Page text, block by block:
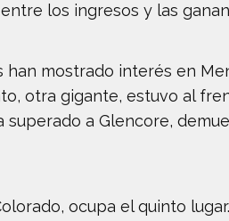
los ingresos y las
mostrado interés en
otra gigante, estuvo al
superado a Glencore,
ocupa el quinto